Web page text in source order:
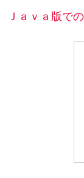
ａｖａ版で